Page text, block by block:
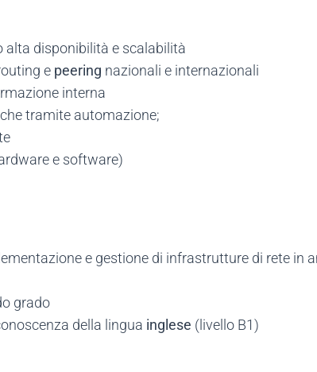
alta disponibilità e scalabilità
e peering nazionali e internazionali
interna
tramite automazione;
e software)
e gestione di infrastrutture di rete in
grado
della lingua inglese (livello B1)